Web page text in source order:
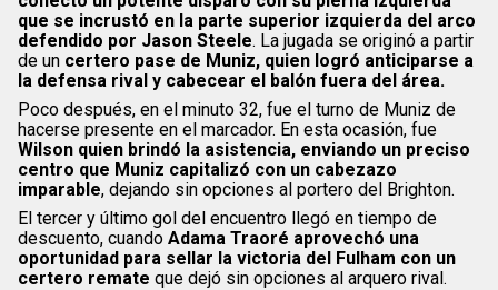
que se incrustó en la parte superior izquierda del arco
defendido por Jason Steele. La jugada se originó a partir
de un certero pase de Muniz, quien logró anticiparse a
la defensa rival y cabecear el balón fuera del área.
Poco después, en el minuto 32, fue el turno de Muniz de
hacerse presente en el marcador. En esta ocasión, fue
Wilson quien brindó la asistencia, enviando un preciso
centro que Muniz capitalizó con un cabezazo
imparable, dejando sin opciones al portero del Brighton.
El tercer y último gol del encuentro llegó en tiempo de
descuento, cuando Adama Traoré aprovechó una
oportunidad para sellar la victoria del Fulham con un
certero remate que dejó sin opciones al arquero rival.